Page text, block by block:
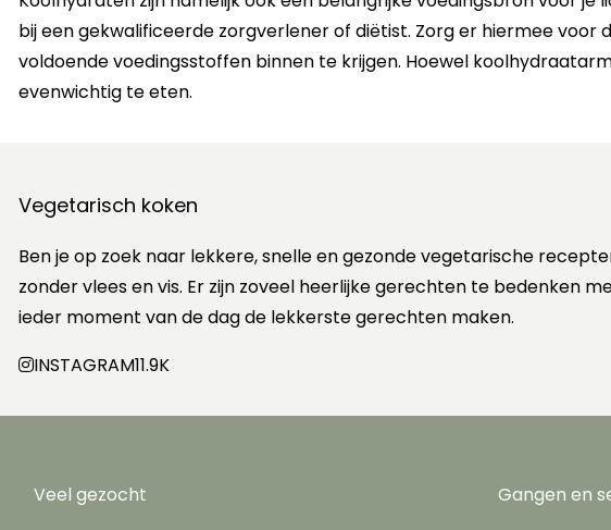
bij een gekwalificeerde zorgverlener of diëtist. Zorg er hiermee voor
voldoende voedingsstoffen binnen te krijgen. Hoewel
evenwichtig te eten.
Vegetarisch koken
Ben je op zoek naar lekkere, snelle en gezonde vegetarische
zonder vlees en vis. Er zijn zoveel heerlijke gerechten te bedenken
ieder moment van de dag de lekkerste gerechten maken.
INSTAGRAM11.9K
Veel gezocht Gangen en